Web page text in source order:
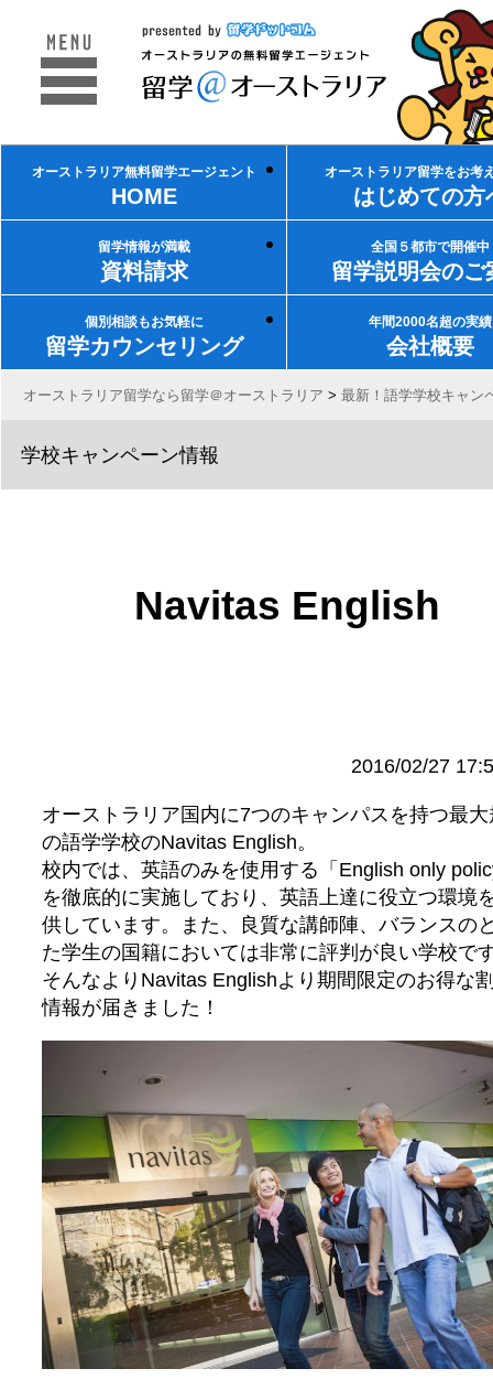
オーストラリア無料留学エージェント
HOME
オーストラリア留学をお考
はじめての方
留学情報が満載
資料請求
全国５都市で開催中
留学説明会のご
個別相談もお気軽に
留学カウンセリング
年間2000名超の実績
会社概要
オーストラリア留学なら留学＠オーストラリア > 最新！語学学校キャン
学校キャンペーン情報
Navitas English
2016/02/27
オーストラリア国内に7つのキャンパスを持つ最大
の語学学校のNavitas English。
校内では、英語のみを使用する「English only
を徹底的に実施しており、英語上達に役立つ環境
供しています。また、良質な講師陣、バランスの
た学生の国籍においては非常に評判が良い学校で
そんなよりNavitas Englishより期間限定のお得な
情報が届きました！